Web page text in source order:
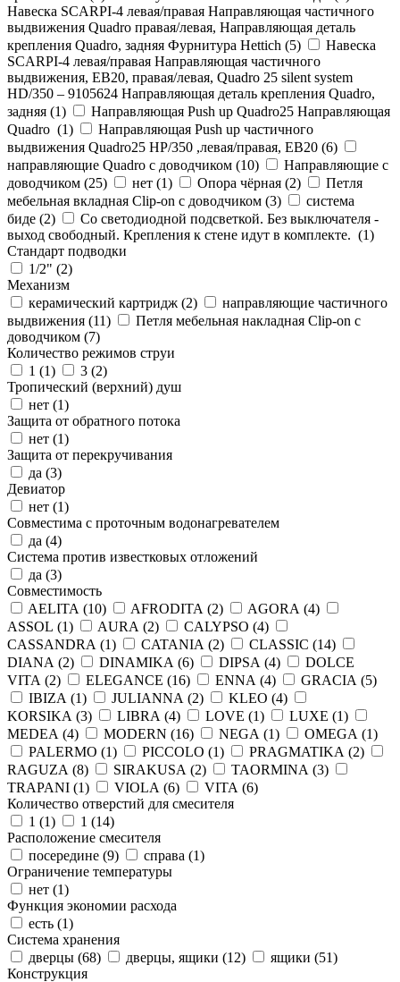
Навеска SCARPI-4 левая/правая Направляющая частичного
выдвижения Quadro правая/левая, Направляющая деталь
крепления Quadro, задняя Фурнитура Hettich (5)
Навеска
SCARPI-4 левая/правая Направляющая частичного
выдвижения, ЕВ20, правая/левая, Quadro 25 silent system
HD/350 – 9105624 Направляющая деталь крепления Quadro,
задняя (1)
Направляющая Push up Quadro25 Направляющая
Quadro (1)
Направляющая Push up частичного
выдвижения Quadro25 НР/350 ,левая/правая, ЕВ20 (6)
направляющие Quadro с доводчиком (10)
Направляющие с
доводчиком (25) нет (1) Опора чёрная (2)
Петля
мебельная вкладная Clip-on с доводчиком (3)
система
биде (2)
Со светодиодной подсветкой. Без выключателя -
выход свободный. Крепления к стене идут в комплекте. (1)
Стандарт подводки
1/2" (2)
Механизм
керамический картридж (2)
направляющие частичного
выдвижения (11)
Петля мебельная накладная Clip-on с
доводчиком (7)
Количество режимов струи
1 (1) 3 (2)
Тропический (верхний) душ
нет (1)
Защита от обратного потока
нет (1)
Защита от перекручивания
да (3)
Девиатор
нет (1)
Совместима с проточным водонагревателем
да (4)
Система против известковых отложений
да (3)
Совместимость
AELITA (10) AFRODITA (2) AGORA (4)
ASSOL (1) AURA (2) CALYPSO (4)
CASSANDRA (1) CATANIA (2) CLASSIC (14)
DIANA (2) DINAMIKA (6) DIPSA (4)
DOLCE
VITA (2) ELEGANCE (16) ENNA (4) GRACIA (5)
IBIZA (1) JULIANNA (2) KLEO (4)
KORSIKA (3) LIBRA (4) LOVE (1) LUXE (1)
MEDEA (4) MODERN (16) NEGA (1) OMEGA (1)
PALERMO (1) PICCOLO (1) PRAGMATIKA (2)
RAGUZA (8) SIRAKUSA (2) TAORMINA (3)
TRAPANI (1) VIOLA (6) VITA (6)
Количество отверстий для смесителя
1 (1) 1 (14)
Расположение смесителя
посередине (9) справа (1)
Ограничение температуры
нет (1)
Функция экономии расхода
есть (1)
Система хранения
дверцы (68) дверцы, ящики (12) ящики (51)
Конструкция